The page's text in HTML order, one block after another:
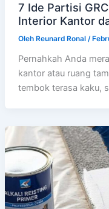
7 Ide Partisi
Interior Kantor
Oleh Reunard Ronal /
Pernahkah Anda
kantor atau ruang
tembok terasa kaku,